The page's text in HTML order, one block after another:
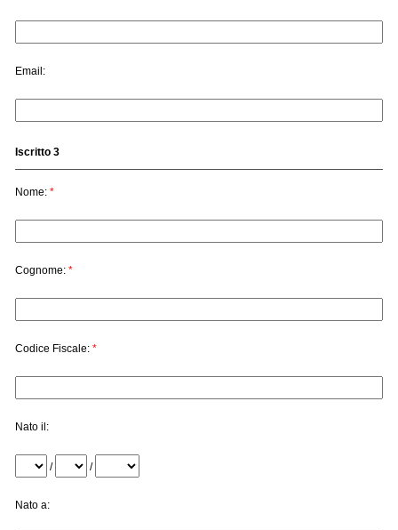
Email:
Iscritto 3
Nome:*
Cognome:*
Codice Fiscale:*
Nato il:
/ /
Nato a: